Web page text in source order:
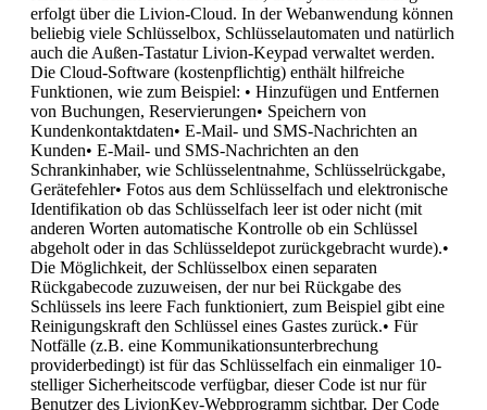
erfolgt über die Livion-Cloud. In der Webanwendung können
beliebig viele Schlüsselbox, Schlüsselautomaten und natürlich
auch die Außen-Tastatur Livion-Keypad verwaltet werden.
Die Cloud-Software (kostenpflichtig) enthält hilfreiche
Funktionen, wie zum Beispiel: • Hinzufügen und Entfernen
von Buchungen, Reservierungen• Speichern von
Kundenkontaktdaten• E-Mail- und SMS-Nachrichten an
Kunden• E-Mail- und SMS-Nachrichten an den
Schrankinhaber, wie Schlüsselentnahme, Schlüsselrückgabe,
Gerätefehler• Fotos aus dem Schlüsselfach und elektronische
Identifikation ob das Schlüsselfach leer ist oder nicht (mit
anderen Worten automatische Kontrolle ob ein Schlüssel
abgeholt oder in das Schlüsseldepot zurückgebracht wurde).•
Die Möglichkeit, der Schlüsselbox einen separaten
Rückgabecode zuzuweisen, der nur bei Rückgabe des
Schlüssels ins leere Fach funktioniert, zum Beispiel gibt eine
Reinigungskraft den Schlüssel eines Gastes zurück.• Für
Notfälle (z.B. eine Kommunikationsunterbrechung
providerbedingt) ist für das Schlüsselfach ein einmaliger 10-
stelliger Sicherheitscode verfügbar, dieser Code ist nur für
Benutzer des LivionKey-Webprogramm sichtbar. Der Code